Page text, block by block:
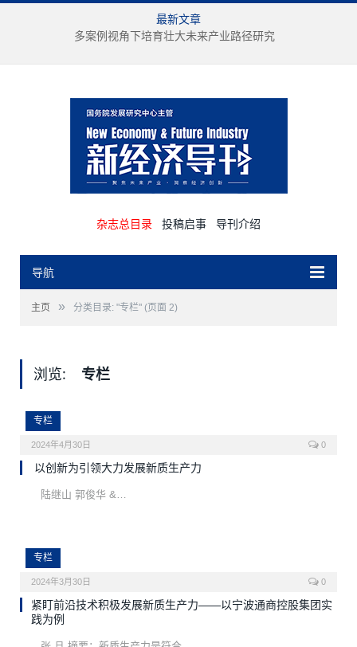
最新文章
多案例视角下培育壮大未来产业路径研究
杂志总目录 投稿启事 导刊介绍
导航
主页 » 分类目录: "专栏" (页面 2)
浏览: 专栏
专栏
2024年4月30日 0
以创新为引领大力发展新质生产力
陆继山 郭俊华 &…
专栏
2024年3月30日 0
紧盯前沿技术积极发展新质生产力——以宁波通商控股集团实
践为例